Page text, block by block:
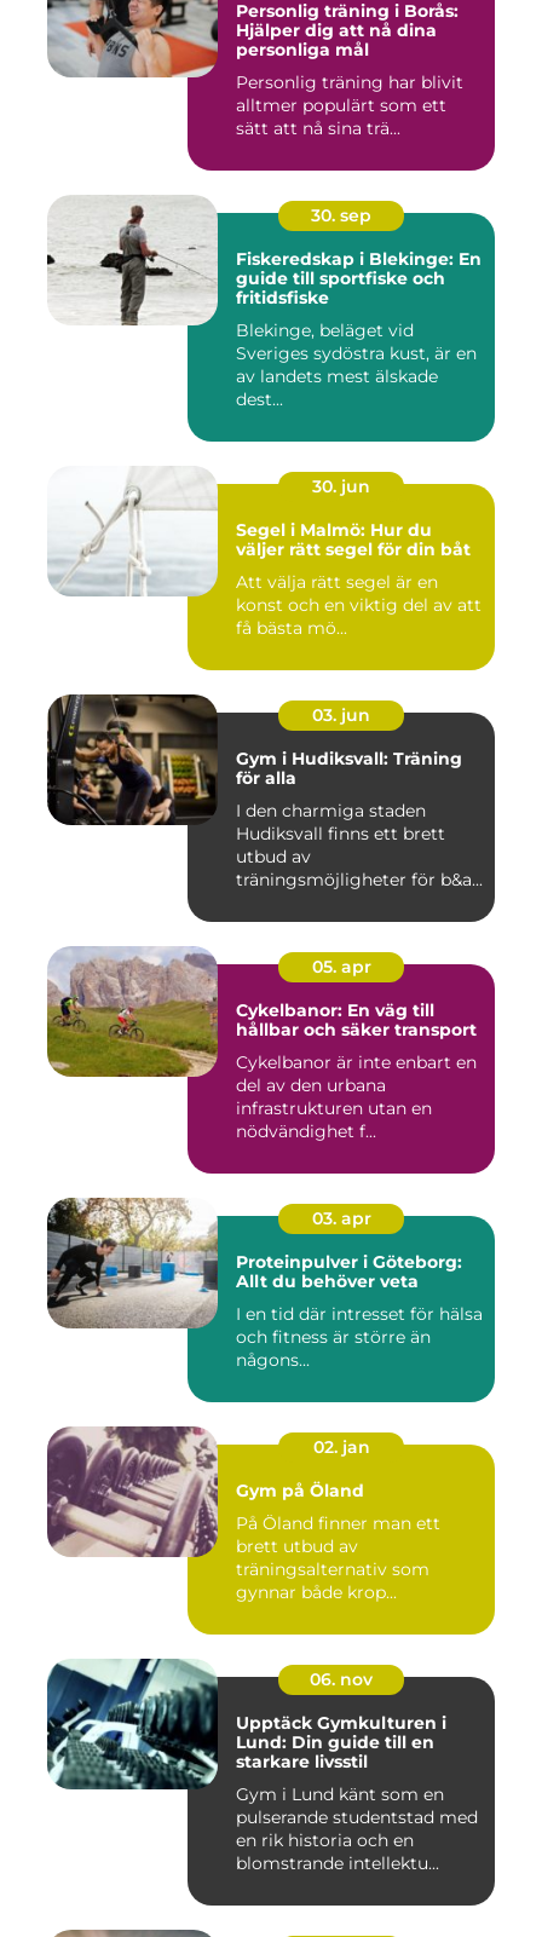
Personlig träning i Borås:
Hjälper dig att nå dina
personliga mål
Personlig träning har blivit
alltmer populärt som ett
sätt att nå sina trä...
30. sep
Fiskeredskap i Blekinge: En
guide till sportfiske och
fritidsfiske
Blekinge, beläget vid
Sveriges sydöstra kust, är en
av landets mest älskade
dest...
30. jun
Segel i Malmö: Hur du
väljer rätt segel för din båt
Att välja rätt segel är en
konst och en viktig del av att
få bästa mö...
03. jun
Gym i Hudiksvall: Träning
för alla
I den charmiga staden
Hudiksvall finns ett brett
utbud av
träningsmöjligheter för b&a...
05. apr
Cykelbanor: En väg till
hållbar och säker transport
Cykelbanor är inte enbart en
del av den urbana
infrastrukturen utan en
nödvändighet f...
03. apr
Proteinpulver i Göteborg:
Allt du behöver veta
I en tid där intresset för hälsa
och fitness är större än
någons...
02. jan
Gym på Öland
På Öland finner man ett
brett utbud av
träningsalternativ som
gynnar både krop...
06. nov
Upptäck Gymkulturen i
Lund: Din guide till en
starkare livsstil
Gym i Lund känt som en
pulserande studentstad med
en rik historia och en
blomstrande intellektu...